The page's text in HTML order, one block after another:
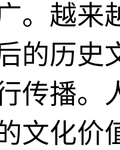
。越来
的历史
传播。
文化价